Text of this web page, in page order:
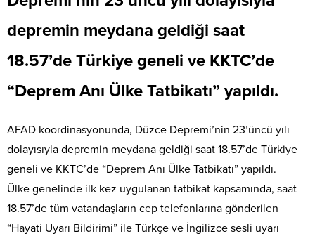
depremin meydana geldiği saat
18.57’de Türkiye geneli ve KKTC’de
“Deprem Anı Ülke Tatbikatı” yapıldı.
AFAD koordinasyonunda, Düzce Depremi’nin 23’üncü yılı
dolayısıyla depremin meydana geldiği saat 18.57’de Türkiye
geneli ve KKTC’de “Deprem Anı Ülke Tatbikatı” yapıldı.
Ülke genelinde ilk kez uygulanan tatbikat kapsamında, saat
18.57’de tüm vatandaşların cep telefonlarına gönderilen
“Hayati Uyarı Bildirimi” ile Türkçe ve İngilizce sesli uyarı